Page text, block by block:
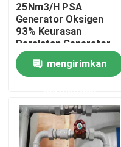
Rumah
Produk
Tentang kita
25Nm3/H PSA
Generator Oksigen
93% Keurasan
Peralatan Generator
Oksigen Keurasan
Tinggi mengirimkan